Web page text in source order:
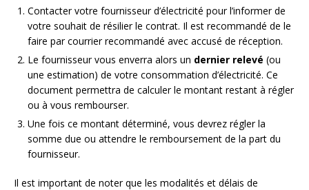
Contacter votre fournisseur d’électricité pour l’informer de
votre souhait de résilier le contrat. Il est recommandé de le
faire par courrier recommandé avec accusé de réception.
Le fournisseur vous enverra alors un dernier relevé (ou
une estimation) de votre consommation d’électricité. Ce
document permettra de calculer le montant restant à régler
ou à vous rembourser.
Une fois ce montant déterminé, vous devrez régler la
somme due ou attendre le remboursement de la part du
fournisseur.
Il est important de noter que les modalités et délais de